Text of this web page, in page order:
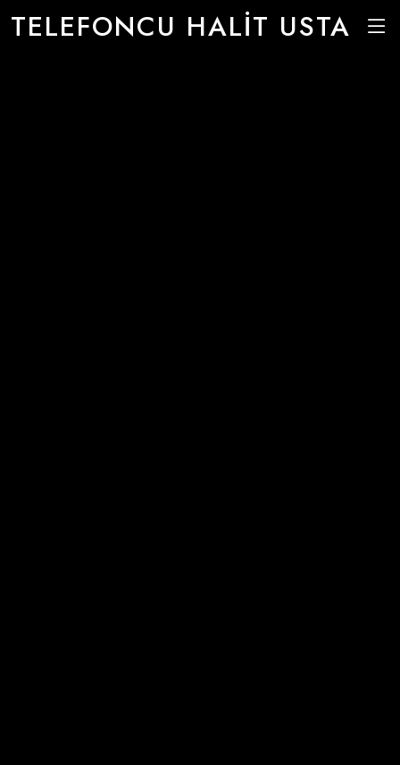
TELEFONCU HALİT USTA